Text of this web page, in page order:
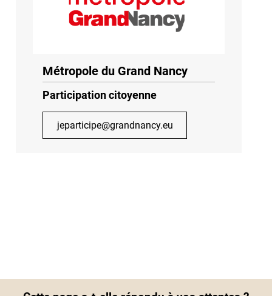
Métropole du Grand Nancy
Participation citoyenne
jeparticipe@grandnancy.eu